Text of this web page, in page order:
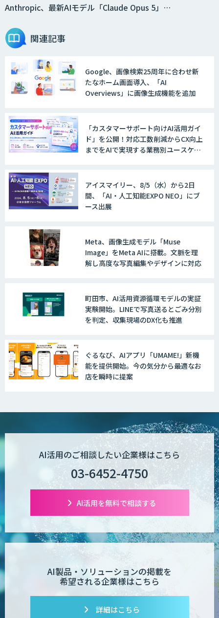
Anthropic、最新AIモデル「Claude Opus 5」…
関連記事
Google、画像検索25周年に合わせ新
たなホーム画面導入、「AI
Overviews」に画像生成機能を追加
「カスタマーサポート向けAI活用ガイ
ド」を公開！対応工数削減からCX向上
までをAIで実現する業務別ユースケー
アイスマイリー、8/5（水）から2日
間、「AI・人工知能EXPO NEO」にブ
ース出展
Meta、画像生成モデル「Muse
Image」をMeta AIに搭載。文脈を理
解し高度な写真編集やデザインに対応
町田市、AI活用資源循環モデルの実証
実験開始。LINEで写真送るとごみ分別
を判定、収集現場のDX化も推進
ぐるなび、AIアプリ「UMAME!」新機
能を提供開始。今の気分から最適なお
店を瞬時に提案
AI活用のご相談したい企業様はこちら
03-6452-4750
AI活用を無料で相談する
AI製品・ソリューションの掲載を
希望される企業様はこちら
詳細はこちら